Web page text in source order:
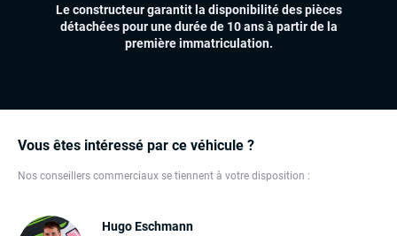
Vous êtes intéressé par ce véhicule ?
Nos conseillers commerciaux se tiennent à votre disposition :
Hugo Eschmann
CONFORT
Climatisation automatique
Virtual cockpit (live cockpit, compteur digital)
Anti-brouillards
Le constructeur garantit la disponibilité des pièces
détachées pour une durée de 10 ans à partir de la
première immatriculation.